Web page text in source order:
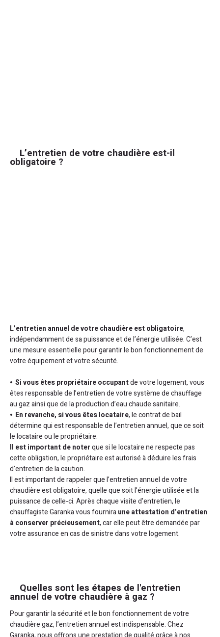
L’entretien de votre chaudière est-il
obligatoire ?
L’entretien annuel de votre chaudière est obligatoire,
indépendamment de sa puissance et de l’énergie utilisée. C’est
une mesure essentielle pour garantir le bon fonctionnement de
votre équipement et votre sécurité.
Si vous êtes propriétaire occupantde votre logement, vous
êtes responsable de l’entretien de votre système de chauffage
au gaz ainsi que de la production d’eau chaude sanitaire.
En revanche, si vous êtes locataire, le contrat de bail
détermine qui est responsable de l’entretien annuel, que ce soit
le locataire ou le propriétaire.
Il est important de noterque si le locataire ne respecte pas
cette obligation, le propriétaire est autorisé à déduire les frais
d’entretien de la caution.
Il est important de rappeler que l’entretien annuel de votre
chaudière est obligatoire, quelle que soit l’énergie utilisée et la
puissance de celle-ci. Après chaque visite d’entretien, le
chauffagiste Garanka vous fourniraune attestation d’entretien
à conserver précieusement, car elle peut être demandée par
votre assurance en cas de sinistre dans votre logement.
Quelles sont les étapes de l'entretien
annuel de votre chaudière à gaz ?
Pour garantir la sécurité et le bon fonctionnement de votre
chaudière gaz, l’entretien annuel est indispensable. Chez